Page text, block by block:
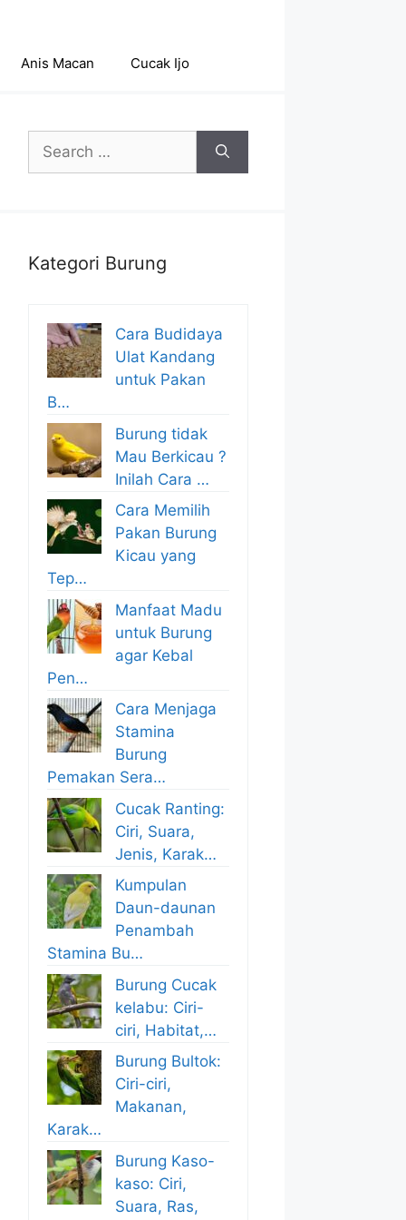
Anis Macan Cucak Ijo
Search
for:
Kategori Burung
Cara Budidaya
Ulat Kandang
untuk Pakan
B…
Burung tidak
Mau Berkicau ?
Inilah Cara …
Cara Memilih
Pakan Burung
Kicau yang
Tep…
Manfaat Madu
untuk Burung
agar Kebal
Pen…
Cara Menjaga
Stamina
Burung
Pemakan Sera…
Cucak Ranting:
Ciri, Suara,
Jenis, Karak…
Kumpulan
Daun-daunan
Penambah
Stamina Bu…
Burung Cucak
kelabu: Ciri-
ciri, Habitat,…
Burung Bultok:
Ciri-ciri,
Makanan,
Karak…
Burung Kaso-
kaso: Ciri,
Suara, Ras,